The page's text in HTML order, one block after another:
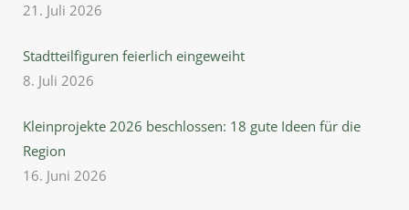
21. Juli 2026
Stadtteilfiguren feierlich eingeweiht
8. Juli 2026
Kleinprojekte 2026 beschlossen: 18 gute Ideen für die
Region
16. Juni 2026